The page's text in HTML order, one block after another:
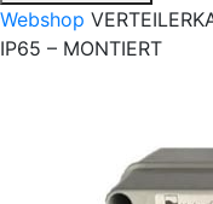
Webshop
IP65 – MONTIERT